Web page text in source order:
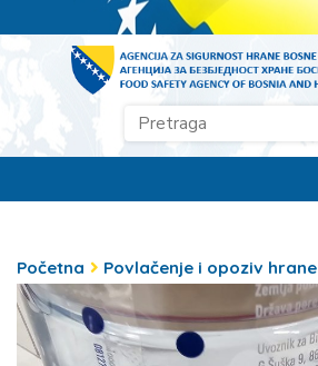
Početna Povlačenje i opoziv hrane